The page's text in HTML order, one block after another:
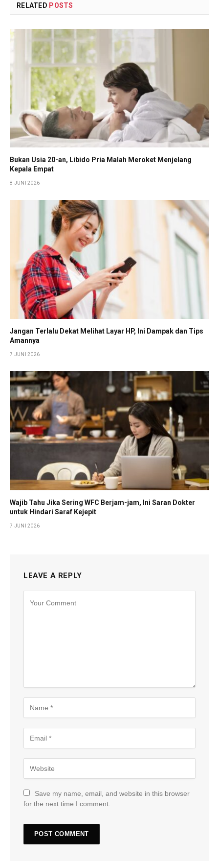
RELATED POSTS
Bukan Usia 20-an, Libido Pria Malah Meroket Menjelang
Kepala Empat
8 JUNI 2026
Jangan Terlalu Dekat Melihat Layar HP, Ini Dampak dan Tips
Amannya
7 JUNI 2026
Wajib Tahu Jika Sering WFC Berjam-jam, Ini Saran Dokter
untuk Hindari Saraf Kejepit
7 JUNI 2026
LEAVE A REPLY
Save my name, email, and website in this browser
for the next time I comment.